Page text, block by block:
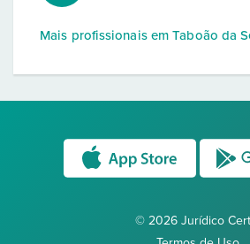
Mais profissionais emTaboão da
© 2026 Jurídico